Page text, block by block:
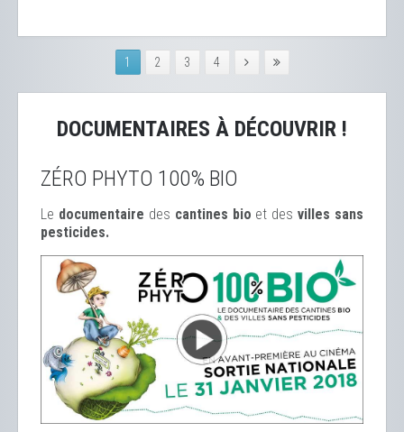
1 2 3 4
DOCUMENTAIRES À DÉCOUVRIR !
ZÉRO PHYTO 100% BIO
Le documentaire des cantines bio et desvilles sans
pesticides.